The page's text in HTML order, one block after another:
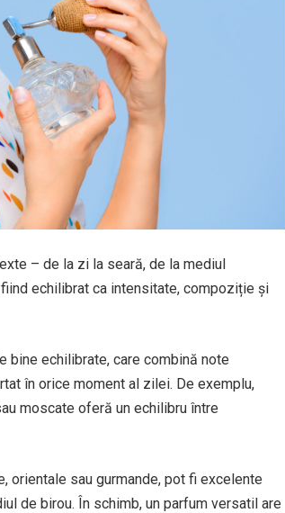
– de la zi la seară, de la mediul
echilibrat ca intensitate, compoziție și
bine echilibrate, care combină note
în orice moment al zilei. De exemplu,
moscate oferă un echilibru între
orientale sau gurmande, pot fi excelente
de birou. În schimb, un parfum versatil are